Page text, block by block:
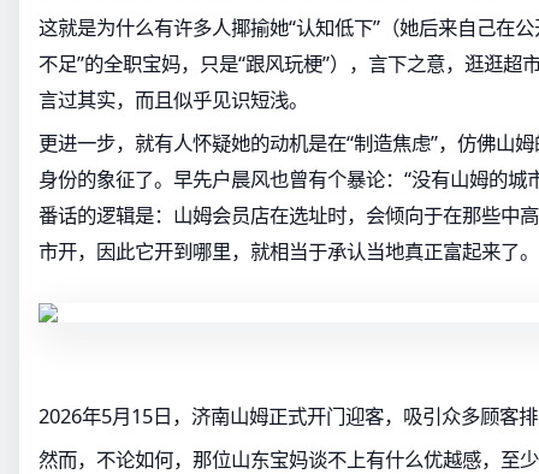
这就是为什么有许多人揶揄她“认知低下”（她后来自己在
不足”的全职宝妈，只是“跟风玩梗”），言下之意，逛逛超
言过其实，而且似乎见识短浅。
更进一步，就有人怀疑她的动机是在“制造焦虑”，仿佛山
身份的象征了。早先户晨风也曾有个暴论：“没有山姆的城
番话的逻辑是：山姆会员店在选址时，会倾向于在那些中
市开，因此它开到哪里，就相当于承认当地真正富起来了。
2026年5月15日，济南山姆正式开门迎客，吸引众多顾客
然而，不论如何，那位山东宝妈谈不上有什么优越感，至